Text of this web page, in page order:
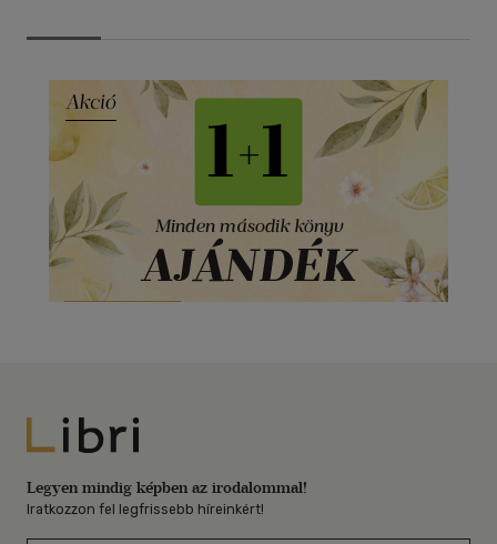
Libri
Legyen mindig képben az irodalommal!
Iratkozzon fel legfrissebb híreinkért!